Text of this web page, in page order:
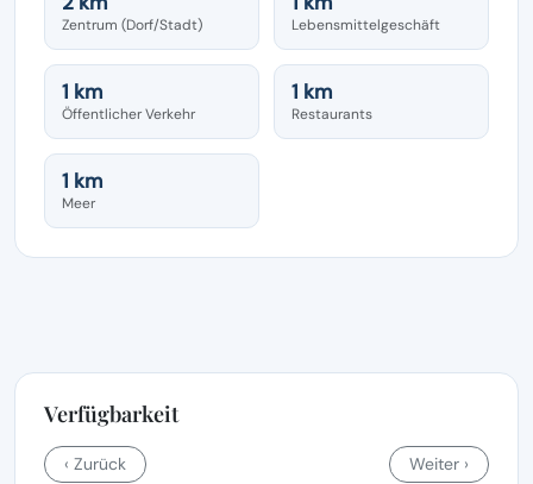
Zentrum (Dorf/Stadt) Lebensmittelgeschäft
1 km
Öffentlicher Verkehr
1 km
Restaurants
1 km
Meer
Verfügbarkeit
‹ Zurück Weiter ›